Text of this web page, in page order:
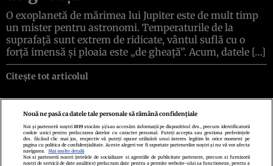
O exoplanetă de mărimea lui Jupiter este de mult timp
un mister pentru astronomi. Temperaturile de la
suprafață sunt extrem de ridicate, vântul suflă cu o
forță imensă și ploaia este „de gheață”. Acum, datele […]
Citește tot articolul
Politica de confidenţialitatePolitica de cookiesTermeni şi condiţii
Echipa redacționalăContactSetări Cookies
Nouă ne pasă ca datele tale personale să rămână confidențiale
Noi și partenerii noștri1019 stocăm și/sau accesăm informații pe dispozitivul dvs., precum identificatorii
cookie unici pentru prelucrarea datelor cu caracter personal. Puteți accepta sau gestiona preferințele
dvs. făcând clic mai jos, respectiv vă puteți opune utilizării unui interes legitim în orice moment pe
pagina cu politica de confidențialitate. Aceste alegeri vor fi raportate partenerilor noștri și nu vă vor afecta
navigarea.
Mai multe detalii
Noi si partenerii nostri (retelele de socializare si agentiile de publicitate partenere, precum si furnizorii
nostri de servicii de date analitice) prelucram date pentru a permite website-ului sa functioneze, pentru a